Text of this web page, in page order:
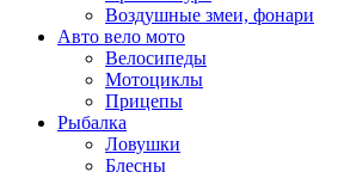
Воздушные змеи, фонари
Авто вело мото
Велосипеды
Мотоциклы
Прицепы
Рыбалка
Ловушки
Блесны